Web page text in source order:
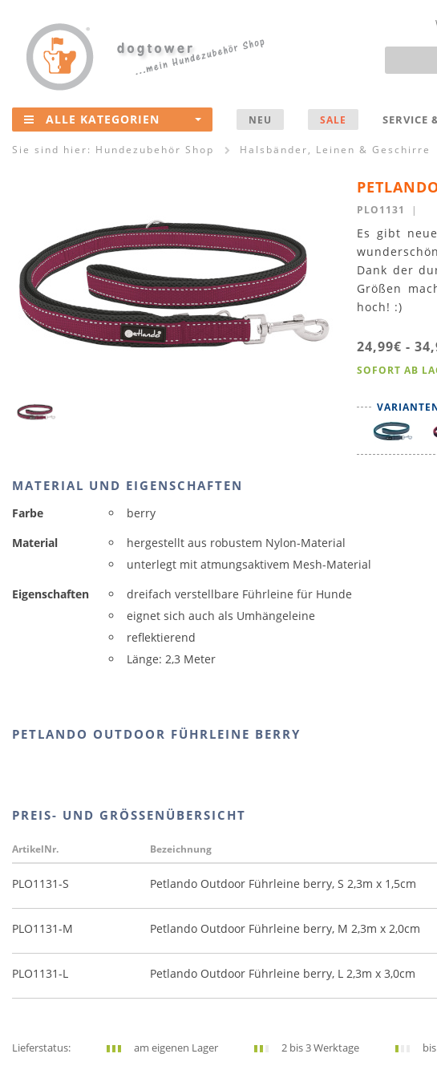
ALLE KATEGORIEN NEU SALE SERVICE
Sie sind hier: Hundezubehör Shop Halsbänder, Leinen & Geschirre
PLO1131 |
Es gibt
Dank der
Größen
hoch! :)
24,99€ -
SOFORT AB
MATERIAL UND EIGENSCHAFTEN
Farbe
berry
Material
hergestellt aus robustem Nylon-Material
unterlegt mit atmungsaktivem Mesh-Material
Eigenschaften
dreifach verstellbare Führleine für Hunde
eignet sich auch als Umhängeleine
reflektierend
Länge: 2,3 Meter
PETLANDO OUTDOOR FÜHRLEINE BERRY
PREIS- UND GRÖSSENÜBERSICHT
ArtikelNr. Bezeichnung
PLO1131-S Petlando Outdoor Führleine berry, S 2,3m x 1,5cm
PLO1131-M Petlando Outdoor Führleine berry, M 2,3m x 2,0cm
PLO1131-L Petlando Outdoor Führleine berry, L 2,3m x 3,0cm
Lieferstatus: am eigenen Lager 2 bis 3 Werktage